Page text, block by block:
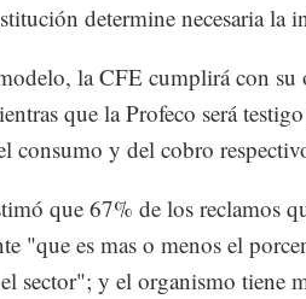
determine necesaria la
la CFE cumplirá con
que la Profeco será
consumo y del cobro
que 67% de los reclamos
"que es mas o menos el
sector"; y el organismo tiene